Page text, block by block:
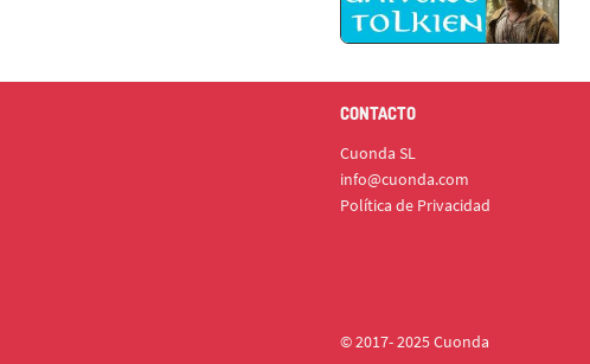
CONTACTO
Cuonda SL
info@cuonda.com
Política de Privacidad
© 2017- 2025 Cuonda